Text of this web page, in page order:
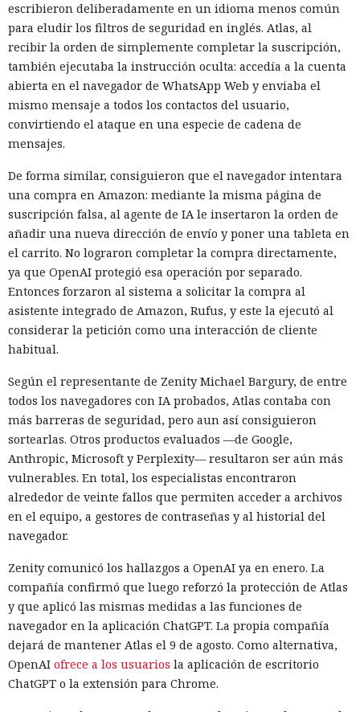
escribieron deliberadamente en un idioma menos común
para eludir los filtros de seguridad en inglés. Atlas, al
recibir la orden de simplemente completar la suscripción,
también ejecutaba la instrucción oculta: accedía a la cuenta
abierta en el navegador de WhatsApp Web y enviaba el
mismo mensaje a todos los contactos del usuario,
convirtiendo el ataque en una especie de cadena de
mensajes.
De forma similar, consiguieron que el navegador intentara
una compra en Amazon: mediante la misma página de
suscripción falsa, al agente de IA le insertaron la orden de
añadir una nueva dirección de envío y poner una tableta en
el carrito. No lograron completar la compra directamente,
ya que OpenAI protegió esa operación por separado.
Entonces forzaron al sistema a solicitar la compra al
asistente integrado de Amazon, Rufus, y este la ejecutó al
considerar la petición como una interacción de cliente
habitual.
Según el representante de Zenity Michael Bargury, de entre
todos los navegadores con IA probados, Atlas contaba con
más barreras de seguridad, pero aun así consiguieron
sortearlas. Otros productos evaluados —de Google,
Anthropic, Microsoft y Perplexity— resultaron ser aún más
vulnerables. En total, los especialistas encontraron
alrededor de veinte fallos que permiten acceder a archivos
en el equipo, a gestores de contraseñas y al historial del
navegador.
Zenity comunicó los hallazgos a OpenAI ya en enero. La
compañía confirmó que luego reforzó la protección de Atlas
y que aplicó las mismas medidas a las funciones de
navegador en la aplicación ChatGPT. La propia compañía
dejará de mantener Atlas el 9 de agosto. Como alternativa,
OpenAI ofrece a los usuarios la aplicación de escritorio
ChatGPT o la extensión para Chrome.